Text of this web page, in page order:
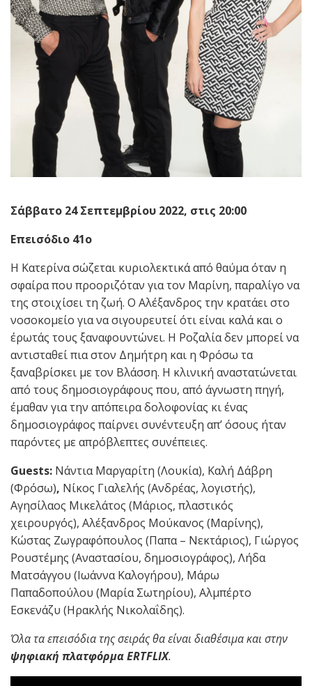
Σάββατο 24 Σεπτεμβρίου 2022, στις 20:00
Επεισόδιο 41ο
Η Κατερίνα σώζεται κυριολεκτικά από θαύμα όταν η
σφαίρα που προοριζόταν για τον Μαρίνη, παραλίγο να
της στοιχίσει τη ζωή. Ο Αλέξανδρος την κρατάει στο
νοσοκομείο για να σιγουρευτεί ότι είναι καλά και ο
έρωτάς τους ξαναφουντώνει. Η Ροζαλία δεν μπορεί να
αντισταθεί πια στον Δημήτρη και η Φρόσω τα
ξαναβρίσκει με τον Βλάσση. Η κλινική αναστατώνεται
από τους δημοσιογράφους που, από άγνωστη πηγή,
έμαθαν για την απόπειρα δολοφονίας κι ένας
δημοσιογράφος παίρνει συνέντευξη απ’ όσους ήταν
παρόντες με απρόβλεπτες συνέπειες.
Guests: Νάντια Μαργαρίτη (Λουκία), Καλή Δάβρη
(Φρόσω), Νίκος Γιαλελής (Ανδρέας, λογιστής),
Αγησίλαος Μικελάτος (Μάριος, πλαστικός
χειρουργός), Αλέξανδρος Μούκανος (Μαρίνης),
Κώστας Ζωγραφόπουλος (Παπα – Νεκτάριος), Γιώργος
Ρουστέμης (Αναστασίου, δημοσιογράφος), Λήδα
Ματσάγγου (Ιωάννα Καλογήρου), Μάρω
Παπαδοπούλου (Μαρία Σωτηρίου), Αλμπέρτο
Εσκενάζυ (Ηρακλής Νικολαΐδης).
Όλα τα επεισόδια της σειράς θα είναι διαθέσιμα και στην
ψηφιακή πλατφόρμα ERTFLIX.